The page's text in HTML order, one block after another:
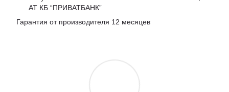
АТ КБ “ПРИВАТБАНК”
Гарантия от производителя 12 месяцев